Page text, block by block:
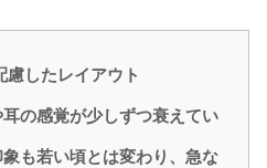
したレイアウト
の感覚が少しずつ衰えてい
も若い頃とは変わり、急な